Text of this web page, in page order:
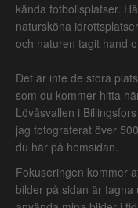
kända fotbollsplatser.
natursköna
och naturen tagit hand
Det är inte de stora
som du kommer hitta
Lövåsvallen i
jag fotograferat över
du här på hemsidan.
Fokuseringen kommer
bilder på sidan är